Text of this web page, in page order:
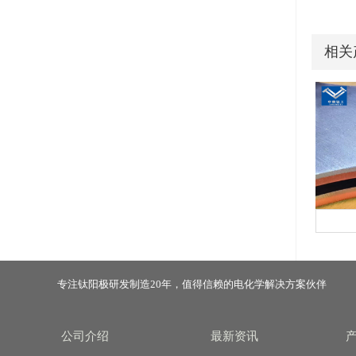
相关
专注钛阳极研发制造20年，值得信赖的电化学解决方案伙伴
公司介绍 最新资讯